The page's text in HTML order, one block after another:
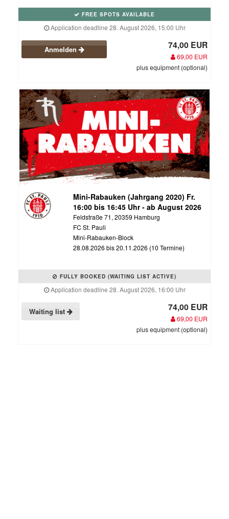
FREE SPOTS AVAILABLE
Application deadline 28. August 2026, 15:00 Uhr
Anmelden 74,00 EUR
69,00 EUR
plus equipment (optional)
Mini-Rabauken (Jahrgang 2020) Fr.
16:00 bis 16:45 Uhr - ab August 2026
Feldstraße 71, 20359 Hamburg
FC St. Pauli
Mini-Rabauken-Block
28.08.2026 bis 20.11.2026 (10 Termine)
FULLY BOOKED (WAITING LIST ACTIVE)
Application deadline 28. August 2026, 16:00 Uhr
Waiting list 74,00 EUR
69,00 EUR
plus equipment (optional)